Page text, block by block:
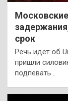
срок
Речь идет об
пришли
подпевать…